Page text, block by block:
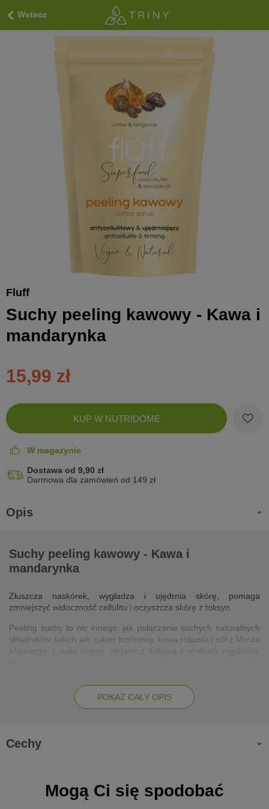
Wstecz
Fluff
Suchy peeling kawowy - Kawa i
mandarynka
15,99 zł
Zobacz
koszyk
KUP W NUTRIDOME
W magazynie
Dostawa od 9,90 zł
Darmowa dla zamówień od 149 zł
Opis
Suchy peeling kawowy - Kawa i
mandarynka
Złuszcza naskórek, wygładza i ujędrnia skórę, pomaga
zmniejszyć widoczność cellulitu i oczyszcza skórę z toksyn.
Peeling suchy to nic innego, jak połączenie suchych naturalnych
składników, takich jak cukier trzcinowy, kawa robusta i sól z Morza
Martwego i kawy oczyszcza skórę z toksyn i delikatnie złuszcza
naskórek, do tego wykazuje działanie antycellulitowe i dodaje
energii. Jest polecany do wszystkich rodzajów skóry.
Działanie:
wygładza
POKAŻ CAŁY OPIS
Cechy
Mogą Ci się spodobać